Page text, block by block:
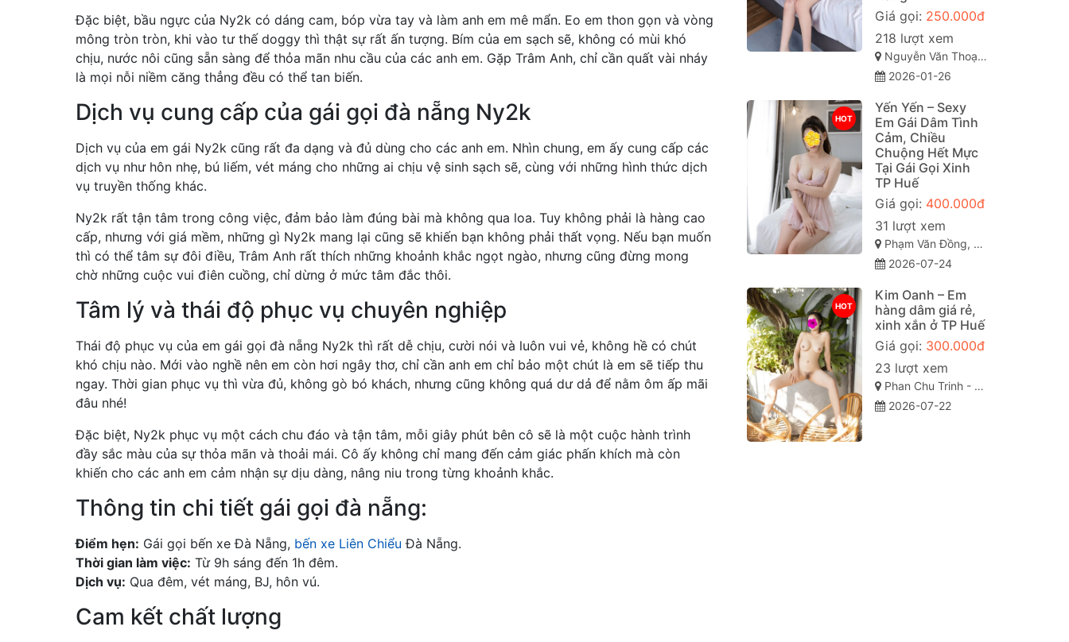
Đặc biệt, bầu ngực của Ny2k có dáng cam, bóp vừa tay và làm anh em mê mẩn. Eo em thon gọn và vòng
mông tròn tròn, khi vào tư thế doggy thì thật sự rất ấn tượng. Bím của em sạch sẽ, không có mùi khó
chịu, nước nôi cũng sẵn sàng để thỏa mãn nhu cầu của các anh em. Gặp Trâm Anh, chỉ cần quất vài nháy
là mọi nỗi niềm căng thẳng đều có thể tan biến.
Dịch vụ cung cấp của gái gọi đà nẵng Ny2k
Dịch vụ của em gái Ny2k cũng rất đa dạng và đủ dùng cho các anh em. Nhìn chung, em ấy cung cấp các
dịch vụ như hôn nhẹ, bú liếm, vét máng cho những ai chịu vệ sinh sạch sẽ, cùng với những hình thức dịch
vụ truyền thống khác.
Ny2k rất tận tâm trong công việc, đảm bảo làm đúng bài mà không qua loa. Tuy không phải là hàng cao
cấp, nhưng với giá mềm, những gì Ny2k mang lại cũng sẽ khiến bạn không phải thất vọng. Nếu bạn muốn
thì có thể tâm sự đôi điều, Trâm Anh rất thích những khoảnh khắc ngọt ngào, nhưng cũng đừng mong
chờ những cuộc vui điên cuồng, chỉ dừng ở mức tâm đắc thôi.
Tâm lý và thái độ phục vụ chuyên nghiệp
Thái độ phục vụ của em gái gọi đà nẵng Ny2k thì rất dễ chịu, cười nói và luôn vui vẻ, không hề có chút
khó chịu nào. Mới vào nghề nên em còn hơi ngây thơ, chỉ cần anh em chỉ bảo một chút là em sẽ tiếp thu
ngay. Thời gian phục vụ thì vừa đủ, không gò bó khách, nhưng cũng không quá dư dả để nằm ôm ấp mãi
đâu nhé!
Đặc biệt, Ny2k phục vụ một cách chu đáo và tận tâm, mỗi giây phút bên cô sẽ là một cuộc hành trình
đầy sắc màu của sự thỏa mãn và thoải mái. Cô ấy không chỉ mang đến cảm giác phấn khích mà còn
khiến cho các anh em cảm nhận sự dịu dàng, nâng niu trong từng khoảnh khắc.
Thông tin chi tiết gái gọi đà nẵng:
Điểm hẹn: Gái gọi bến xe Đà Nẵng, bến xe Liên Chiểu Đà Nẵng.
Thời gian làm việc: Từ 9h sáng đến 1h đêm.
Dịch vụ: Qua đêm, vét máng, BJ, hôn vú.
Cam kết chất lượng
Giá gọi: 250.000đ
218 lượt xem
Nguyễn Văn Thoại, Mỹ An, Ngũ Hành Sơn, Đà Nẵng
2026-01-26
HOT
Yến Yến – Sexy
Em Gái Dâm Tình
Cảm, Chiều
Chuộng Hết Mực
Tại Gái Gọi Xinh
TP Huế
Giá gọi: 400.000đ
31 lượt xem
Phạm Văn Đồng, Vỹ Dạ, Huế, Thừa Thiên Huế
2026-07-24
HOT
Kim Oanh – Em
hàng dâm giá rẻ,
xinh xắn ở TP Huế
Giá gọi: 300.000đ
23 lượt xem
Phan Chu Trinh - Thành Phố Huế
2026-07-22